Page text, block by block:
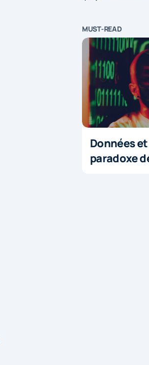
MUST-READ
Données et
paradoxe